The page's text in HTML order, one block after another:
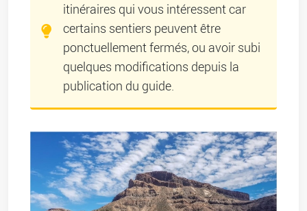
itinéraires qui vous intéressent car
certains sentiers peuvent être
ponctuellement fermés, ou avoir subi
quelques modifications depuis la
publication du guide.